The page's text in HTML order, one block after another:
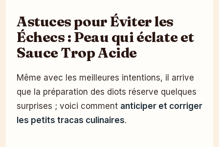
Astuces pour Éviter les
Échecs : Peau qui éclate et
Sauce Trop Acide
Même avec les meilleures intentions, il arrive
que la préparation des diots réserve quelques
surprises ; voici comment anticiper et corriger
les petits tracas culinaires.